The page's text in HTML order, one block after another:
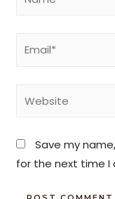
Save my
for the next time I